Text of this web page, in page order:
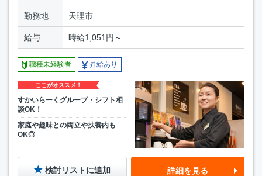
勤務地 天理市
給与 時給1,051円～
職種未経験者 昇給あり
ここがオススメ！
すかいらーくグループ・シフト相
談OK！
家庭や趣味との両立や扶養内も
OK◎
検討リストに追加 詳細を見る